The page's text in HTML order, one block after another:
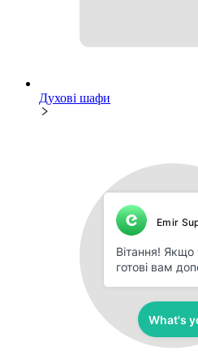
Духові шафи